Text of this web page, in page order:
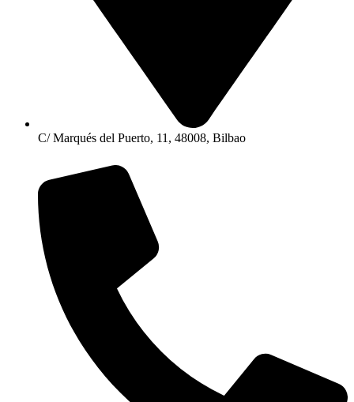
C/ Marqués del Puerto, 11, 48008, Bilbao